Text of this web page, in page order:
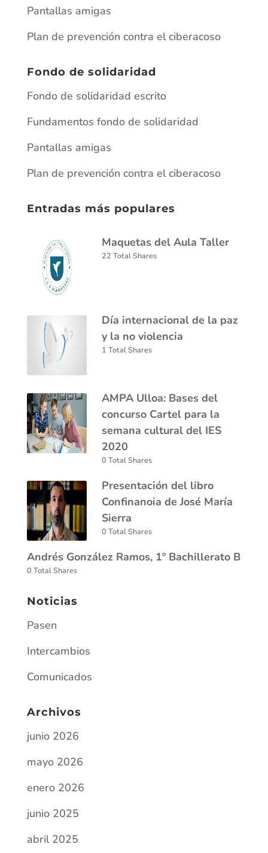
Pantallas amigas
Plan de prevención contra el ciberacoso
Fondo de solidaridad
Fondo de solidaridad escrito
Fundamentos fondo de solidaridad
Pantallas amigas
Plan de prevención contra el ciberacoso
Entradas más populares
Maquetas del Aula Taller
22 Total Shares
Día internacional de la paz
y la no violencia
1 Total Shares
AMPA Ulloa: Bases del
concurso Cartel para la
semana cultural del IES
2020
0 Total Shares
Presentación del libro
Confinanoia de José María
Sierra
0 Total Shares
Andrés González Ramos, 1º Bachillerato B
0 Total Shares
Noticias
Pasen
Intercambios
Comunicados
Archivos
junio 2026
mayo 2026
enero 2026
junio 2025
abril 2025